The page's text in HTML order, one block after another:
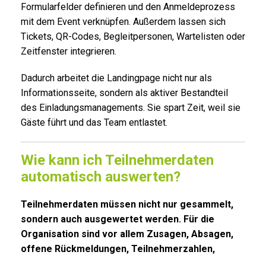
Formularfelder definieren und den Anmeldeprozess
mit dem Event verknüpfen. Außerdem lassen sich
Tickets, QR-Codes, Begleitpersonen, Wartelisten oder
Zeitfenster integrieren.
Dadurch arbeitet die Landingpage nicht nur als
Informationsseite, sondern als aktiver Bestandteil
des Einladungsmanagements. Sie spart Zeit, weil sie
Gäste führt und das Team entlastet.
Wie kann ich Teilnehmerdaten
automatisch auswerten?
Teilnehmerdaten müssen nicht nur gesammelt,
sondern auch ausgewertet werden. Für die
Organisation sind vor allem Zusagen, Absagen,
offene Rückmeldungen, Teilnehmerzahlen,